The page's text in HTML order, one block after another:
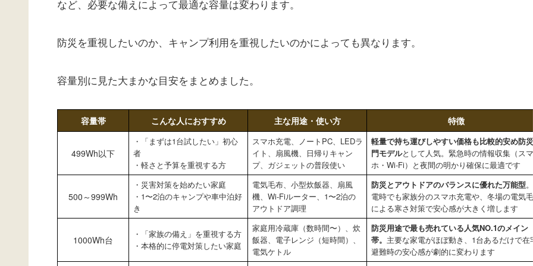
など、必要な備えによって最適な容量は変わります。
防災を重視したいのか、キャンプ利用を重視したいのかによっても異なります。
容量別に見た大まかな目安をまとめました。
容量帯 こんな人におすすめ 主な用途・使い方 特徴
499Wh以下
・「まずは1台試したい」初心
者
・軽さと予算を重視する方
スマホ充電、ノートPC、LEDラ
イト、扇風機、日帰りキャン
プ、ガジェットの普段使い
軽量で持ち運びしやすい価格も比較的安め防災
門モデルとして人気。緊急時の情報収集（スマ
ホ・Wi-Fi）と夜間の明かり確保に最適です
500～999Wh
・災害対策を始めたい家庭
・1〜2泊のキャンプや車中泊好
き
電気毛布、小型炊飯器、扇風
機、Wi-Fiルーター、1〜2泊の
アウトドア調理
防災とアウトドアのバランスに優れた万能型。
電時でも家族分のスマホ充電や、冬場の電気毛
による寒さ対策で安心感が大きく増します
1000Wh台
・「家族の備え」を重視する方
・本格的に停電対策したい家庭
家庭用冷蔵庫（数時間〜）、炊
飯器、電子レンジ（短時間）、
電気ケトル
防災用途で最も売れている人気NO.1のメイン
帯。 主要な家電がほぼ動き、1台あるだけで在宅
避難時の安心感が劇的に変わります